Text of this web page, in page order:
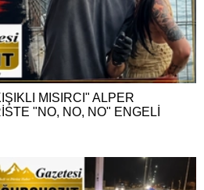
MISIRCI" ALPER
"NO, NO, NO" ENGELİ